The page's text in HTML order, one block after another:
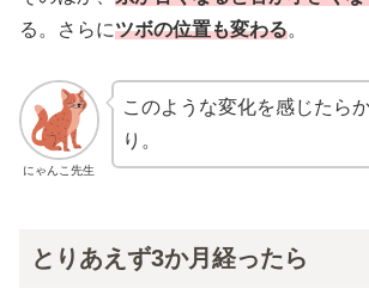
る。さらにツボの位置も変わる。
にゃんこ先生
このような変化を感じたら
り。
とりあえず3か月経ったら